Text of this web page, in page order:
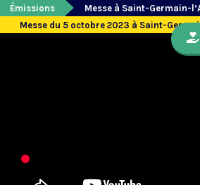
Émissions
Messe à Saint-Germain-
Messe du 5 octobre 2023 à Saint-